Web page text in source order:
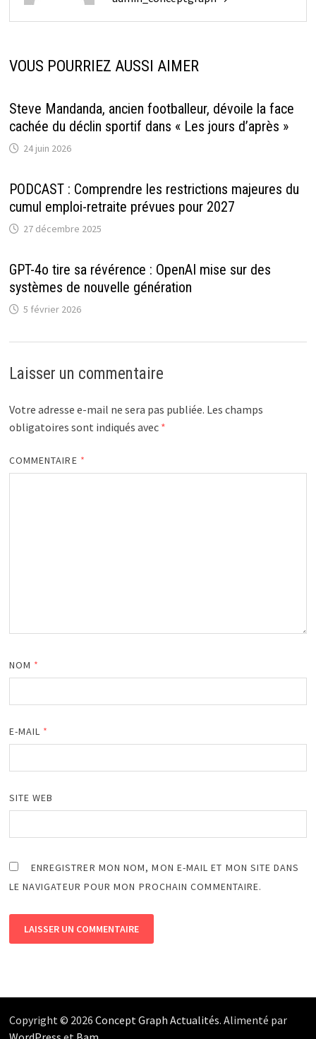
VOUS POURRIEZ AUSSI AIMER
Steve Mandanda, ancien footballeur, dévoile la face
cachée du déclin sportif dans « Les jours d’après »
24 juin 2026
PODCAST : Comprendre les restrictions majeures du
cumul emploi-retraite prévues pour 2027
27 décembre 2025
GPT-4o tire sa révérence : OpenAI mise sur des
systèmes de nouvelle génération
5 février 2026
Laisser un commentaire
Votre adresse e-mail ne sera pas publiée. Les champs
obligatoires sont indiqués avec *
COMMENTAIRE *
NOM *
E-MAIL *
SITE WEB
ENREGISTRER MON NOM, MON E-MAIL ET MON SITE DANS
LE NAVIGATEUR POUR MON PROCHAIN COMMENTAIRE.
Copyright © 2026 Concept Graph Actualités. Alimenté par